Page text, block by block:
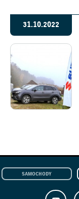
31.10.2022
SAMOCHODY